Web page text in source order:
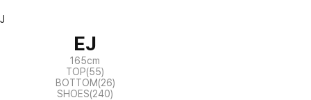
EJ
165cm
TOP(55)
BOTTOM(26)
SHOES(240)